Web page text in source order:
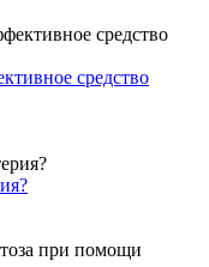
средство